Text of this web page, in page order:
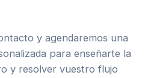
y agendaremos una
para enseñarte la
y resolver vuestro flujo